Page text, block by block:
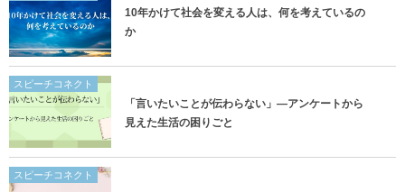
10年かけて社会を変える人は、何を考えているの
か
スピーチコネクト
「言いたいことが伝わらない」―アンケートから
見えた生活の困りごと
スピーチコネクト